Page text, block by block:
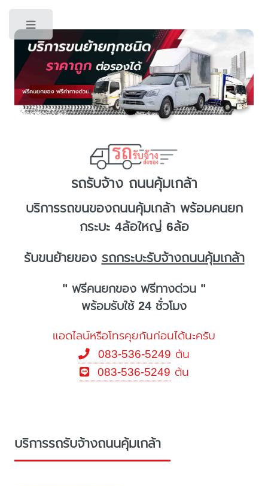
รถรับจ้าง ถนนคุ้มเกล้า
บริการรถขนของถนนคุ้มเกล้าพร้อมคนยก
กระบะ 4ล้อใหญ่ 6ล้อ
รับขนย้ายของ รถกระบะรับจ้างถนนคุ้มเกล้า
" ฟรีคนยกของ ฟรีทางด่วน "
พร้อมรับใช้ 24 ชั่วโมง
แอดไลน์หรือโทรคุยกันก่อนได้นะครับ
083-536-5249 ต้น
083-536-5249 ต้น
บริการรถรับจ้างถนนคุ้มเกล้า
Toggle